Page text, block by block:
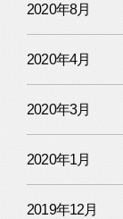
2020年8月
2020年4月
2020年3月
2020年1月
2019年12月